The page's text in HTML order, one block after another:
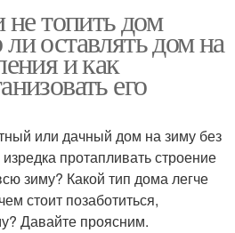
не топить дом
оставлять дом на
и как
его
или дачный дом на зиму без
протапливать строение
зиму? Какой тип дома легче
стоит позаботиться,
Давайте проясним.